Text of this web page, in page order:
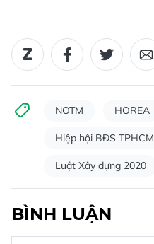
NOTM HOREA
Hiệp hội BĐS TPHCM
Luật Xây dựng 2020
BÌNH LUẬN